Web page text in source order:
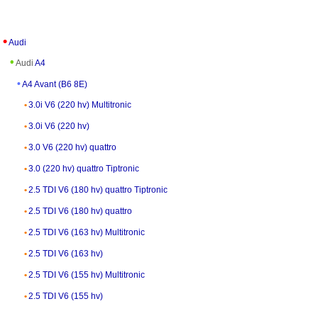
Audi
Audi A4
A4 Avant (B6 8E)
3.0i V6 (220 hv) Multitronic
3.0i V6 (220 hv)
3.0 V6 (220 hv) quattro
3.0 (220 hv) quattro Tiptronic
2.5 TDI V6 (180 hv) quattro Tiptronic
2.5 TDI V6 (180 hv) quattro
2.5 TDI V6 (163 hv) Multitronic
2.5 TDI V6 (163 hv)
2.5 TDI V6 (155 hv) Multitronic
2.5 TDI V6 (155 hv)